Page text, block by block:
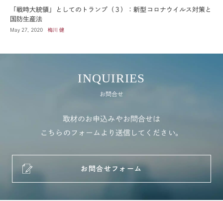
「戦時大統領」としてのトランプ（３）：新型コロナウイルス対策と
国防生産法
May 27, 2020 梅川 健
INQUIRIES
お問合せ
取材のお申込みやお問合せは
こちらのフォームより送信してください。
お問合せフォーム